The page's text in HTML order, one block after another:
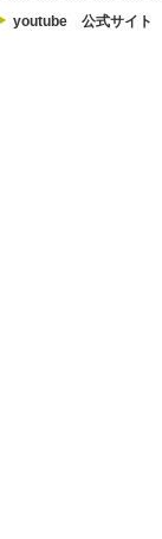
youtube 公式サイト